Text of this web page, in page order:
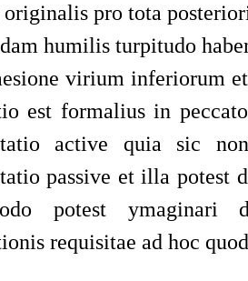
pro tota
humilisturpitudo
virium inferiorum
est formalius in
active quia sic
passive etilla potest
potest ymaginari
requisitae ad hoc